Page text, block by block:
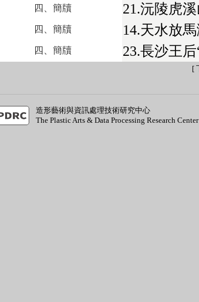
四、簡牘 21.沅陵虎
四、簡牘 14.天水放
四、簡牘 23.長沙王
[
造形藝術與資訊處理技術研究中心
The Plastic Arts & Data Processing Research Center